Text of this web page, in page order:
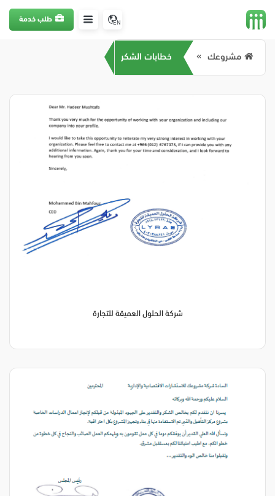
EN طلب خدمة
مشروعك خطابات الشكر
شركة الحلول العميقة للتجارة